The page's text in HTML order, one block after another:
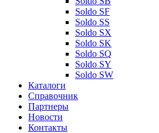
Soldo SF
Soldo SS
Soldo SX
Soldo SK
Soldo SQ
Soldo SY
Soldo SW
Каталоги
Справочник
Партнеры
Новости
Контакты